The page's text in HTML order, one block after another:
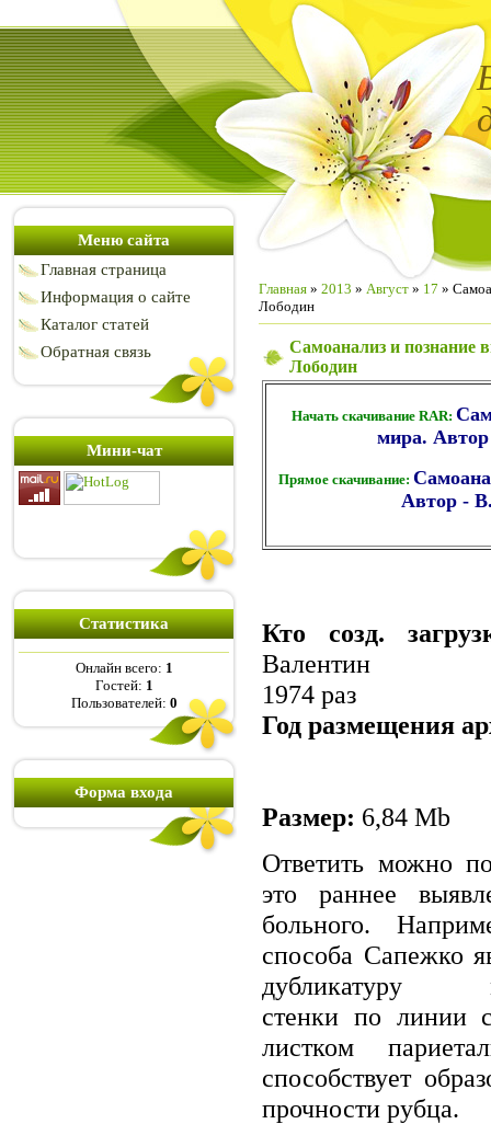
Меню сайта
Главная страница
Информация о сайте
Каталог статей
Обратная связь
Мини-чат
Статистика
Онлайн всего: 1
Гостей: 1
Пользователей: 0
Форма входа
Главная » 2013 » Август » 17 »
Лободин
Самоанализ и познание
Лободин
Начать скачивание RAR:
мира.
Прямое скачивание:
Автор -
Кто созд.
Валентин
1974 раз
Год размещения
Размер: 6,84 Mb
Ответить можно
это раннее
больного.
способа Сапежко
дубликатуру
стенки по линии
листком
способствует
прочности рубца.